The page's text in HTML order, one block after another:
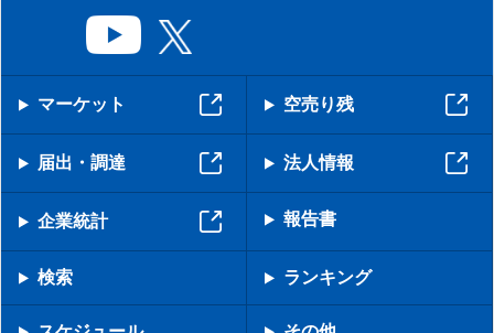
マーケット 空売り残
届出・調達 法人情報
企業統計 報告書
検索 ランキング